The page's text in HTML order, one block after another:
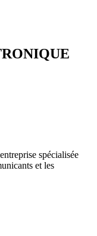
spécialisée
et les